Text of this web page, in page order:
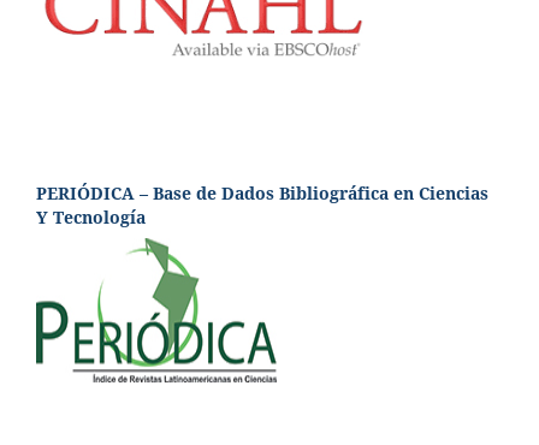
PERIÓDICA – Base de Dados Bibliográfica en Ciencias
Y Tecnología